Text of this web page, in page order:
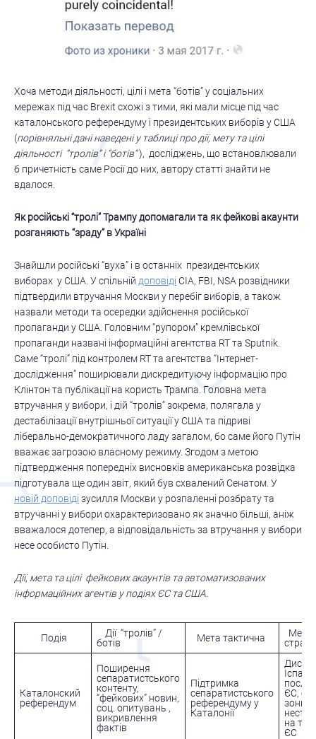
Хоча методи діяльності, цілі і мета “ботів” у соціальних
мережах під час Brexit схожі з тими, які мали місце під час
каталонського референдуму і президентських виборів у США
(порівняльні дані наведені у таблиці про дії, мету та цілі
діяльності “тролів” і “ботів”), досліджень, що встановлювали
б причетність саме Росії до них, автору статті знайти не
вдалося.
Як російські “тролі” Трампу допомагали та як фейковіакаунти
розганяють “зраду” в Україні
Знайшли російські “вуха” і в останніх президентських
виборах у США. У спільній доповіді CIA, FBI, NSA розвідники
підтвердили втручання Москви у перебіг виборів, а також
назвали методи та осередки здійснення російської
пропаганди у США. Головним “рупором” кремлівської
пропаганди названі інформаційні агентства RT та Sputnik.
Саме “тролі” під контролем RT та агентства “Інтернет-
дослідження” поширювали дискредитуючу інформацію про
Клінтон та публікації на користь Трампа. Головна мета
втручання у вибори, і дій “тролів” зокрема, полягала у
дестабілізації внутрішньої ситуації у США та підриві
ліберально-демократичного ладу загалом, бо саме його Путін
вважає загрозою власному режиму. Згодом з метою
підтвердження попередніх висновків американська розвідка
підготувала ще один звіт, який був схвалений Сенатом. У
новій доповіді зусилля Москви у розпаленні розбрату та
втручанні у вибори охарактеризовано як значно більші, аніж
вважалося дотепер, а відповідальність за втручання у вибори
несе особисто Путін.
Дії, мета та цілі фейкових акаунтів та автоматизованих
інформаційних агентів у подіях ЄС та США.
Подія
Дії “тролів” /
ботів
Мета тактична
Мета
Каталонский
референдум
Поширення
сепаратистського
контенту,
“фейкових” новин,
соц. опитувань ,
викривлення
фактів
Підтримка
сепаратистського
референдуму у
Каталонії
Іспанії,
ЄС,
зони
на
ЄС